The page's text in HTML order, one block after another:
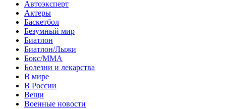
Автоэксперт
Актеры
Баскетбол
Безумный мир
Биатлон
Биатлон/Лыжи
Бокс/MMA
Болезни и лекарства
В мире
В России
Вещи
Военные новости